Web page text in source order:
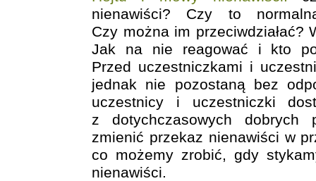
nienawiści? Czy to
Czy można im przeciwdziałać?
Jak na nie reagować i kto
Przed uczestniczkami i
jednak nie pozostaną bez
uczestnicy i uczestniczki
z dotychczasowych dobrych
zmienić przekaz nienawiści w
co możemy zrobić, gdy
nienawiści.